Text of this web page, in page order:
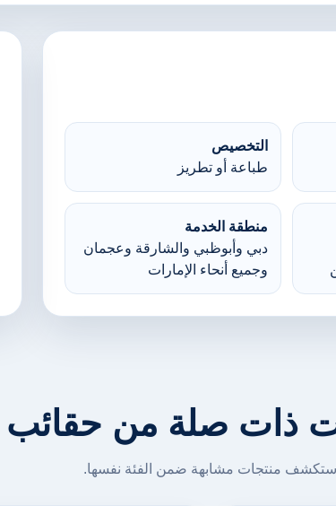
التخصيص
طباعة أو تطريز
منطقة الخدمة
دبي وأبوظبي والشارقة وعجمان
وجميع أنحاء الإمارات
ذات صلة من حقائب
استكشف منتجات مشابهة ضمن الفئة نفسها.